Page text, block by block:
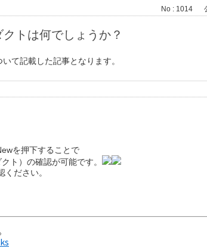
No : 1014
トは何でしょうか？
て記載した記事となります。
を押下することで
ト）の確認が可能です。
ください。